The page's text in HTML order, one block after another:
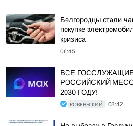
Белгородцы стали
покупке
кризиса
08:45
ВСЕ
РОССИЙСКИЙ
2030 ГОДУ!
РОВЕНЬСКИЙ 08:42